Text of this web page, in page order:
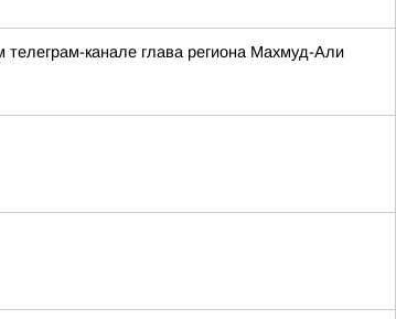
телеграм-канале глава региона Махмуд-Али